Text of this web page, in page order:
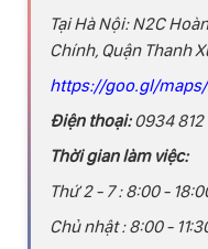
Tại Hà Nội: N2C
Chính, Quận Thanh
https://goo.gl/maps/
Điện thoại:0934 812
Thời gian làm việc:
Thứ 2 - 7 : 8:00 -
Chủ nhật : 8:00 -